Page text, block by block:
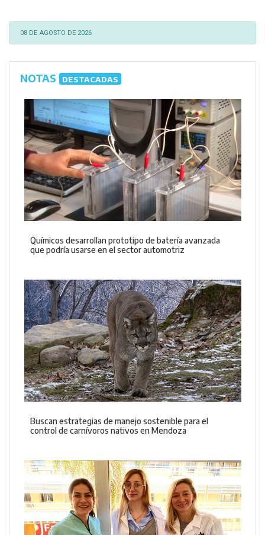
08 DE AGOSTO DE 2026
NOTAS DESTACADAS
Químicos desarrollan prototipo de batería avanzada
que podría usarse en el sector automotriz
Buscan estrategias de manejo sostenible para el
control de carnívoros nativos en Mendoza